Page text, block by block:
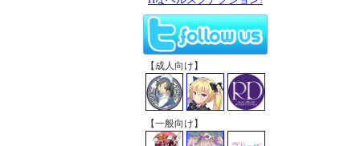
【成人向け】
【一般向け】